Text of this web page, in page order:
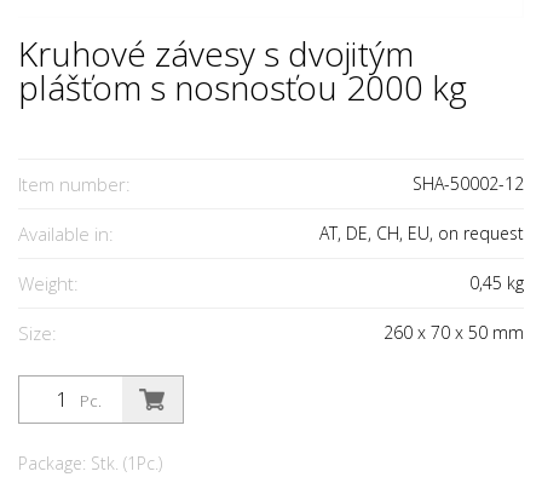
Kruhové závesy s dvojitým
plášťom s nosnosťou 2000 kg
Item number: SHA-50002-12
Available in: AT, DE, CH, EU, on request
Weight: 0,45 kg
Size: 260 x 70 x 50 mm
Pc.
Package: Stk. (1Pc.)